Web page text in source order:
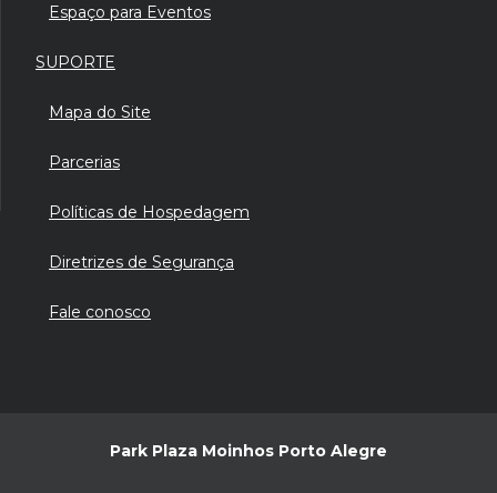
Espaço para Eventos
SUPORTE
Mapa do Site
Parcerias
Políticas de Hospedagem
Diretrizes de Segurança
Fale conosco
Park Plaza Moinhos Porto Alegre